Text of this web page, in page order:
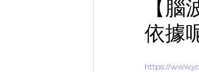
【
依據
https://